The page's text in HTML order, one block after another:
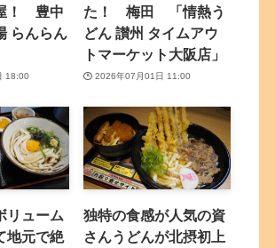
！ 豊中
らんらん
18:00
た！ 梅田 「情熱う
どん 讃州 タイムアウ
トマーケット大阪店」
2026年07月01日 11:00
リューム
地元で絶
独特の食感が人気の資
さんうどんが北摂初上